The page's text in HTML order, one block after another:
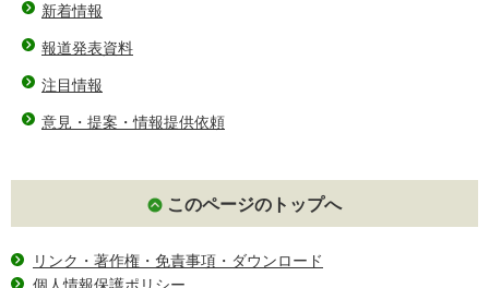
新着情報
報道発表資料
注目情報
意見・提案・情報提供依頼
このページのトップへ
リンク・著作権・免責事項・ダウンロード
個人情報保護ポリシー